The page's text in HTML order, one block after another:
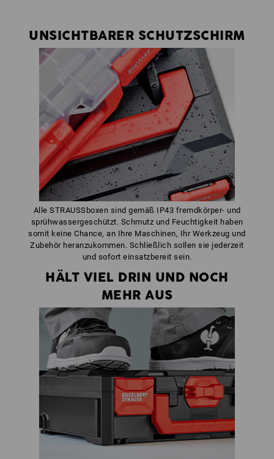
UNSICHTBARER SCHUTZSCHIRM
Alle STRAUSSboxen sind gemäß IP43 fremdkörper- und
sprühwassergeschützt. Schmutz und Feuchtigkeit haben
somit keine Chance, an Ihre Maschinen, Ihr Werkzeug und
Zubehör heranzukommen. Schließlich sollen sie jederzeit
und sofort einsatzbereit sein.
HÄLT VIEL DRIN UND NOCH
MEHR AUS